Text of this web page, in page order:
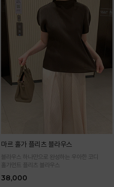
마르 홀가 플리츠 블라우스
블라우스 하나만으로 완성하는 우아한 코디
홀가먼트 플리츠 블라우스
38,000